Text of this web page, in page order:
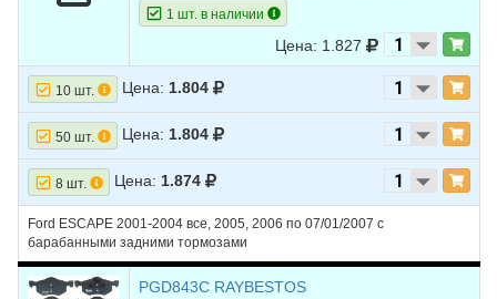
1 шт. в наличии
Цена: 1.827
10 шт. Цена: 1.804
50 шт. Цена: 1.804
8 шт. Цена: 1.874
Ford ESCAPE 2001-2004 все, 2005, 2006 по 07/01/2007 с
барабанными задними тормозами
PGD843C RAYBESTOS